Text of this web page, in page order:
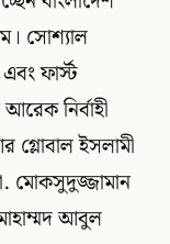
সোশ্যাল
ফার্স্ট
নির্বাহী
গ্লোবাল ইসলামী
মোকসুদুজ্জামান
আবুল